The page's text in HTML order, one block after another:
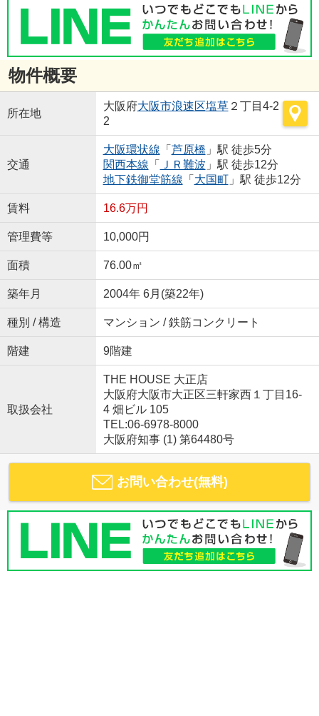
物件概要
所在地
大阪府大阪市浪速区塩草２丁目4-2
2
交通
大阪環状線 「 芦原橋 」駅 徒歩5分
関西本線 「 ＪＲ難波 」駅 徒歩12分
地下鉄御堂筋線 「 大国町」駅 徒歩12分
賃料 16.6万円
管理費等 10,000円
面積 76.00㎡
築年月 2004年 6月(築22年)
種別 / 構造 マンション / 鉄筋コンクリート
階建 9階建
取扱会社
THE HOUSE 大正店
大阪府大阪市大正区三軒家西１丁目16-
4 畑ビル 105
TEL:06-6978-8000
大阪府知事 (1) 第64480号
お問い合わせ(無料)